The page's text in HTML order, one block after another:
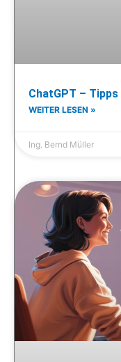
ChatGPT –
WEITER LESEN »
Ing. Bernd Müller